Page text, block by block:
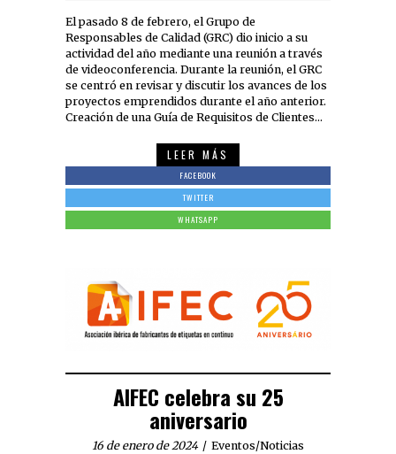
El pasado 8 de febrero, el Grupo de
Responsables de Calidad (GRC) dio inicio a su
actividad del año mediante una reunión a través
de videoconferencia. Durante la reunión, el GRC
se centró en revisar y discutir los avances de los
proyectos emprendidos durante el año anterior.
Creación de una Guía de Requisitos de Clientes…
LEER MÁS
FACEBOOK
TWITTER
WHATSAPP
AIFEC celebra su 25
aniversario
16 de enero de 2024 Eventos/Noticias